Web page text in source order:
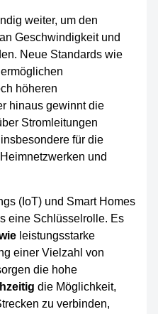
weiter, um den
Geschwindigkeit und
Neue Standards wie
höheren
hinaus gewinnt die
Stromleitungen
für die
und
(IoT) und Smart Homes
eine Schlüsselrolle. Es
leistungsstarke
einer Vielzahl von
die hohe
die Möglichkeit,
zu verbinden,